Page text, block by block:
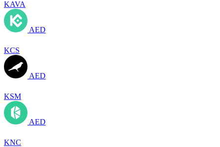
KAVA
AED
KCS
AED
KSM
AED
KNC